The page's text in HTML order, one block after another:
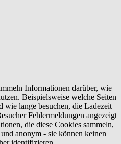
Informationen darüber, wie
Beispielsweise welche Seiten
wie lange besuchen, die Ladezeit
Fehlermeldungen angezeigt
die diese Cookies sammeln,
anonym - sie können keinen